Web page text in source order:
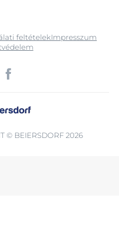
feltételekImpresszum
© BEIERSDORF 2026